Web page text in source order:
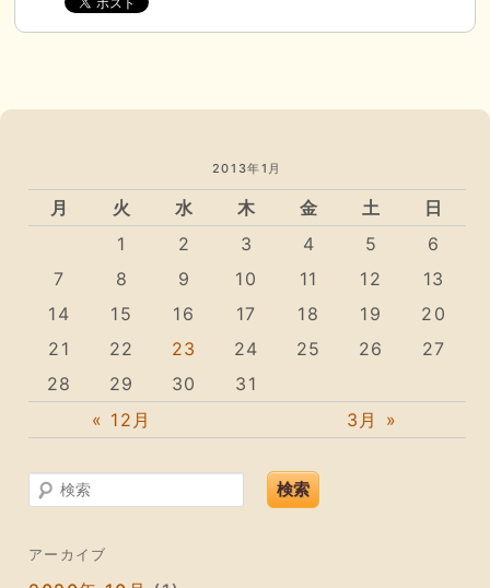
2013年1月
月 火 水 木 金 土 日
« 12月 3月 »
1 2 3 4 5
6
7
8 9 10 11 12
13
14
15 16 17 18 19
20
21
22 23 24 25 26
27
28
29 30 31
検索
アーカイブ